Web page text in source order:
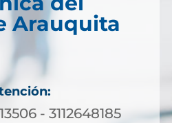
Arauquita
- 3112648185